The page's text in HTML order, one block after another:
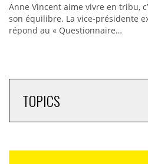
Anne Vincent aime vivre en tribu,
son équilibre. La vice-présidente
répond au « Questionnaire…
TOPICS